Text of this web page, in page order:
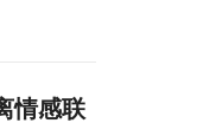
情感联